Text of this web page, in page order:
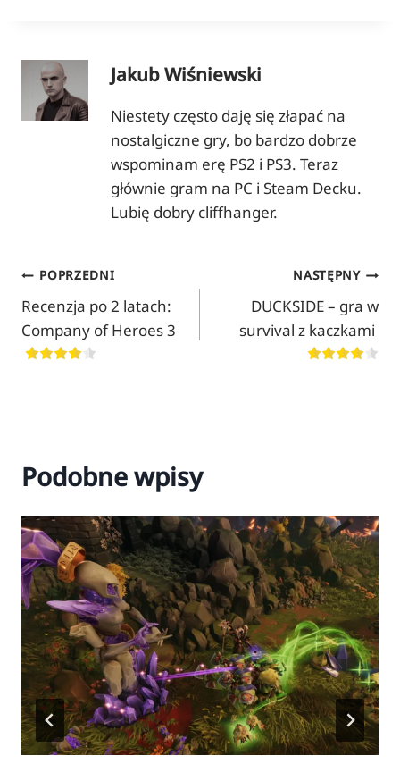
Jakub Wiśniewski
Niestety często daję się złapać na
nostalgiczne gry, bo bardzo dobrze
wspominam erę PS2 i PS3. Teraz
głównie gram na PC i Steam Decku.
Lubię dobry cliffhanger.
Nawigacja
wpisu
POPRZEDNI
Recenzja po 2 latach:
Company of Heroes 3
NASTĘPNY
DUCKSIDE – gra w
survival z kaczkami
Podobne wpisy